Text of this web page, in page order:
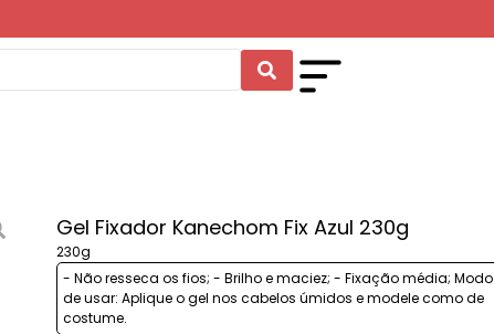
Gel Fixador Kanechom Fix Azul 230g
230g
- Não resseca os fios; - Brilho e maciez; - Fixação média; Modo
de usar: Aplique o gel nos cabelos úmidos e modele como de
costume.